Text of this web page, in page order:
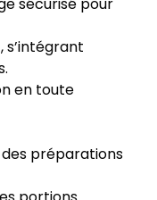
s’intégrant
en toute
des préparations